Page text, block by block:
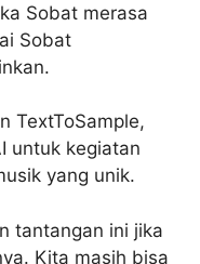
Sobat merasa
Sobat
TextToSample,
untuk kegiatan
yang unik.
tantangan ini jika
Kita masih bisa